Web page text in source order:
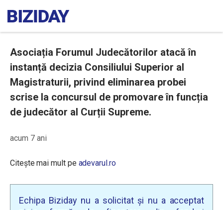
Asociația Forumul Judecătorilor atacă în
instanță decizia Consiliului Superior al
Magistraturii, privind eliminarea probei
scrise la concursul de promovare în funcția
de judecător al Curții Supreme.
acum 7 ani
Citește mai mult pe adevarul.ro
Echipa Biziday nu a solicitat și nu a acceptat